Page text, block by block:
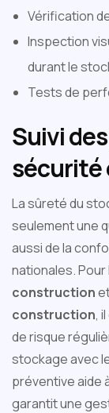
Vérification
Inspection
durant le
Tests de
Suivi
sécurité
La sûreté du
seulement une
aussi de la
nationales. Pour
construction
construction,
de risque
stockage avec
préventive aide
garantit une